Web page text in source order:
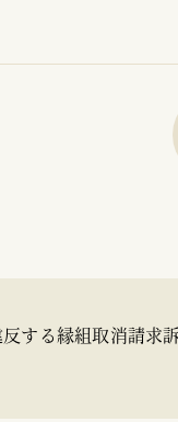
する縁組取消請求